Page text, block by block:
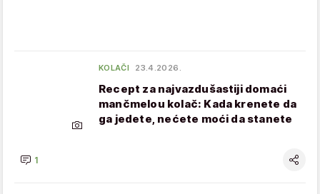
KOLAČI 23.4.2026.
Recept za najvazdušastiji domaći
mančmelou kolač: Kada krenete da
ga jedete, nećete moći da stanete
1